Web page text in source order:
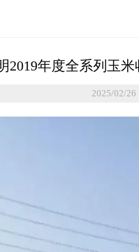
2019年度全系列玉
2025/02/26